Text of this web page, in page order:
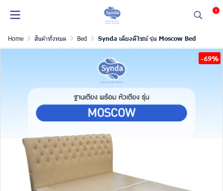
0
Home สินค้าทั้งหมด Bed Synda เตียงดีไซน์ รุ่น Moscow Bed
-69%